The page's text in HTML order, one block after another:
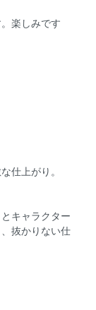
楽しみです
仕上がり。
キャラクター
抜かりない仕